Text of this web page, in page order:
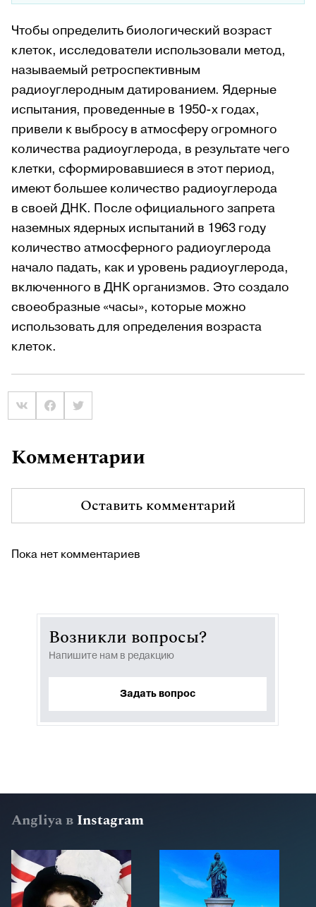
Чтобы определить биологический возраст
клеток, исследователи использовали метод,
называемый ретроспективным
радиоуглеродным датированием. Ядерные
испытания, проведенные в 1950-х годах,
привели к выбросу в атмосферу огромного
количества радиоуглерода, в результате чего
клетки, сформировавшиеся в этот период,
имеют большее количество радиоуглерода
в своей ДНК. После официального запрета
наземных ядерных испытаний в 1963 году
количество атмосферного радиоуглерода
начало падать, как и уровень радиоуглерода,
включенного в ДНК организмов. Это создало
своеобразные «часы», которые можно
использовать для определения возраста
клеток.
Комментарии
Оставить комментарий
Пока нет комментариев
Возникли вопросы?
Напишите нам в редакцию
Задать вопрос
Angliya в Instagram